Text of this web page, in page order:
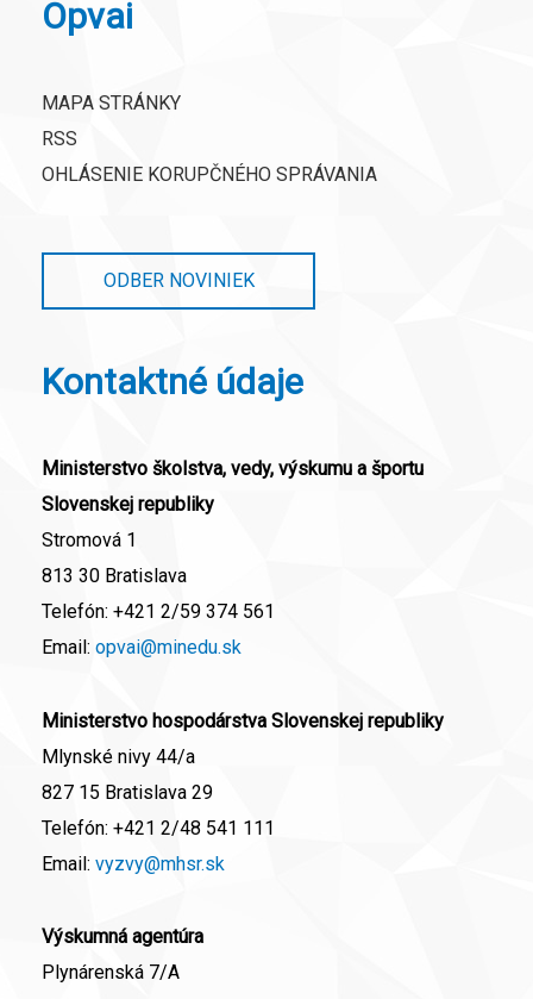
Opvai
MAPA STRÁNKY
RSS
OHLÁSENIE KORUPČNÉHO SPRÁVANIA
ODBER NOVINIEK
Kontaktné údaje
Ministerstvo školstva, vedy, výskumu a športu
Slovenskej republiky
Stromová 1
813 30 Bratislava
Telefón: +421 2/59 374 561
Email: opvai@minedu.sk
Ministerstvo hospodárstva Slovenskej republiky
Mlynské nivy 44/a
827 15 Bratislava 29
Telefón: +421 2/48 541 111
Email: vyzvy@mhsr.sk
Výskumná agentúra
Plynárenská 7/A